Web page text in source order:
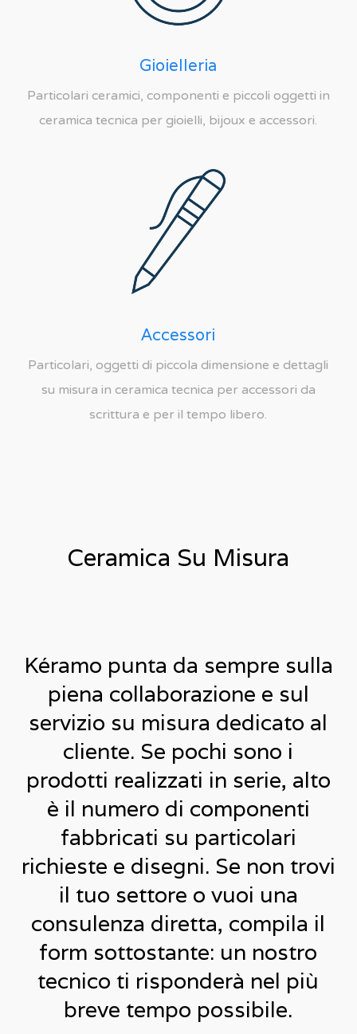
Gioielleria
Particolari ceramici, componenti e piccoli oggetti in
ceramica tecnica per gioielli, bijoux e accessori.
Accessori
Particolari, oggetti di piccola dimensione e dettagli
su misura in ceramica tecnica per accessori da
scrittura e per il tempo libero.
Ceramica Su Misura
Kéramo punta da sempre sulla
piena collaborazione e sul
servizio su misura dedicato al
cliente. Se pochi sono i
prodotti realizzati in serie, alto
è il numero di componenti
fabbricati su particolari
richieste e disegni. Se non trovi
il tuo settore o vuoi una
consulenza diretta, compila il
form sottostante: un nostro
tecnico ti risponderà nel più
breve tempo possibile.